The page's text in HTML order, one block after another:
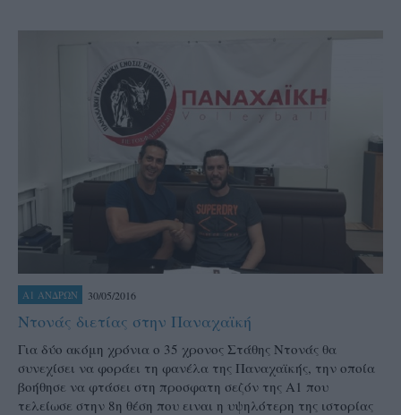
Α1 ΑΝΔΡΩΝ 30/05/2016
Ντονάς διετίας στην Παναχαϊκή
Για δύο ακόμη χρόνια ο 35 χρονος Στάθης Ντονάς θα
συνεχίσει να φοράει τη φανέλα της Παναχαϊκής, την οποία
βοήθησε να φτάσει στη προσφατη σεζόν της Α1 που
τελείωσε στην 8η θέση που ειναι η υψηλότερη της ιστορίας